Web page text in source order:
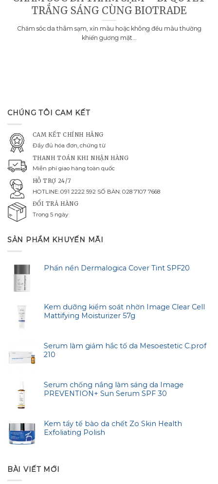
TRẮNG SÁNG CÙNG BIOTRADE
Chăm sóc da thâm sạm, xỉn màu hoặc không đều màu thường
khiến gương mặt...
CHÚNG TÔI CAM KẾT
CAM KẾT CHÍNH HÃNG
Đầy đủ hóa đơn, chứng từ
THANH TOÁN KHI NHẬN HÀNG
Miễn phí giao hàng toàn quốc
HỖ TRỢ 24/7
HOTLINE: 091 2222 592 SỐ BÀN: 028 7107 7668
ĐỔI TRẢ HÀNG
Trong 5 ngày
SẢN PHẨM KHUYẾN MÃI
Phấn nền Dermalogica Cover Tint SPF20
Kem dưỡng kiểm soát nhờn Image Clear Cell
Mattifying Moisturizer 57g
Serum làm giảm hắc tố da Mesoestetic C.prof
210
Serum chống nắng làm sáng da Image
PREVENTION+ Sun Serum SPF 30
Kem tẩy tế bào da chết Zo Skin Health
Exfoliating Polish
BÀI VIẾT MỚI